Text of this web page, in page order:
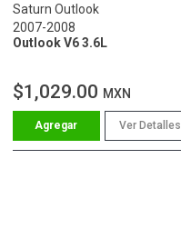
Saturn Outlook
2007-2008
Outlook V6 3.6L
$1,029.00 MXN
Ver Detalles